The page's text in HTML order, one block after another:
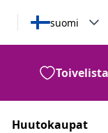
suomi
Toivelista
Huutokaupat